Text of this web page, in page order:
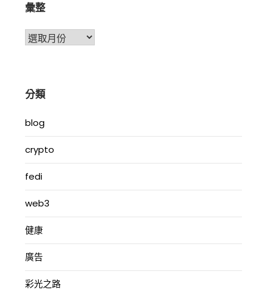
彙整
彙
分類
blog
crypto
fedi
web3
健康
廣告
彩光之路